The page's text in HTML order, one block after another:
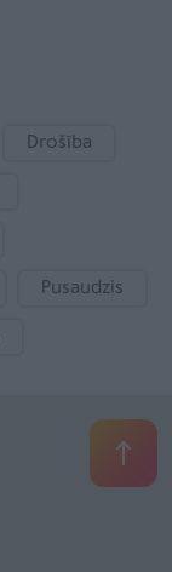
Drošība
Pusaudzis